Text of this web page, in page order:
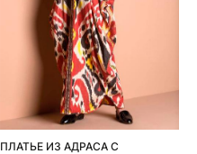
ПЛАТЬЕ ИЗ АДРАСА С